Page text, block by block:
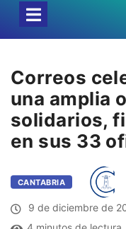
Correos
una amplia
solidarios,
en sus 33
CANTABRIA
9 de diciembre de